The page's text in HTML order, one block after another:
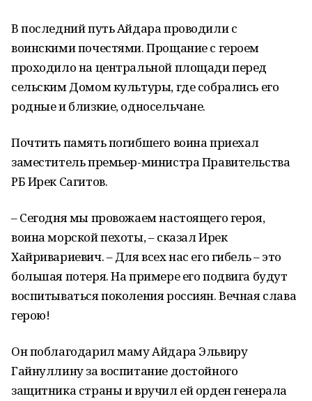
В последний путь Айдара проводили с
воинскими почестями. Прощание с героем
проходило на центральной площади перед
сельским Домом культуры, где собрались его
родные и близкие, односельчане.
Почтить память погибшего воина приехал
заместитель премьер-министра Правительства
РБ Ирек Сагитов.
– Сегодня мы провожаем настоящего героя,
воина морской пехоты, – сказал Ирек
Хайривариевич. – Для всех нас его гибель – это
большая потеря. На примере его подвига будут
воспитываться поколения россиян. Вечная слава
герою!
Он поблагодарил маму Айдара Эльвиру
Гайнуллину за воспитание достойного
защитника страны и вручил ей орден генерала